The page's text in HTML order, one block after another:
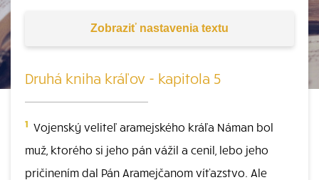
Zobraziť nastavenia textu
Druhá kniha kráľov - kapitola 5
1 Vojenský veliteľ aramejského kráľa Náman bol
muž, ktorého si jeho pán vážil a cenil, lebo jeho
pričinením dal Pán Aramejčanom víťazstvo. Ale